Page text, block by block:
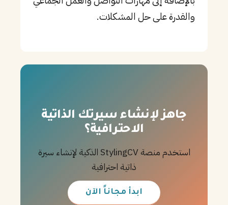
والقدرة على حل المشكلات.
جاهز لإنشاء سيرتك الذاتية
الاحترافية؟
استخدم منصة StylingCV الذكية لإنشاء سيرة
ذاتية احترافية
ابدأ مجاناً الآن